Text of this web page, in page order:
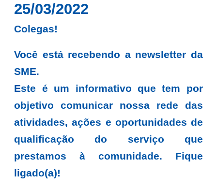
25/03/2022
Colegas!
Você está recebendo a newsletter da
SME.
Este é um informativo que tem por
objetivo comunicar nossa rede das
atividades, ações e oportunidades de
qualificação do serviço que
prestamos à comunidade. Fique
ligado(a)!